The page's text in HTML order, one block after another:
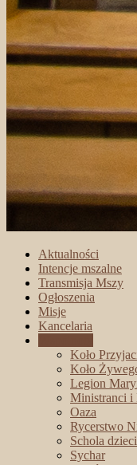
Aktualności
Intencje mszalne
Transmisja Mszy
Ogłoszenia
Misje
Kancelaria
Koło
Koło
Legion
Ministranci i
Oaza
Rycerstwo
Schola
Sychar